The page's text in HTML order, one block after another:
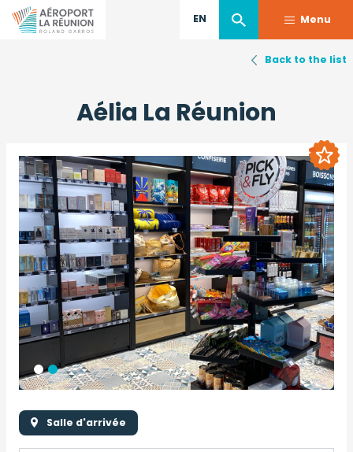
EN Menu
Aélia La Réunion
Salle d'arrivée
Image
Temps
fort
Back to the list